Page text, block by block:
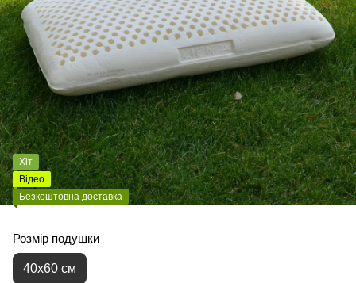
Хіт
Відео
Безкоштовна доставка
Розмір подушки
40х60 см